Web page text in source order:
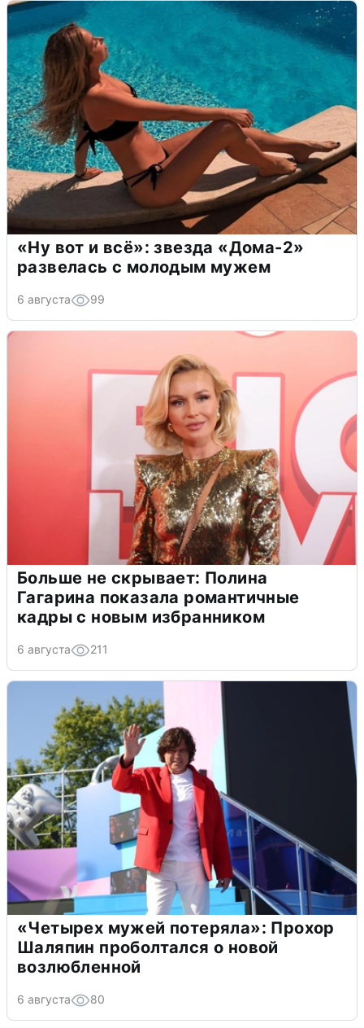
«Ну вот и всё»: звезда «Дома-2»
развелась с молодым мужем
6 августа 99
Больше не скрывает: Полина
Гагарина показала романтичные
кадры с новым избранником
6 августа 211
«Четырех мужей потеряла»: Прохор
Шаляпин проболтался о новой
возлюбленной
6 августа 80